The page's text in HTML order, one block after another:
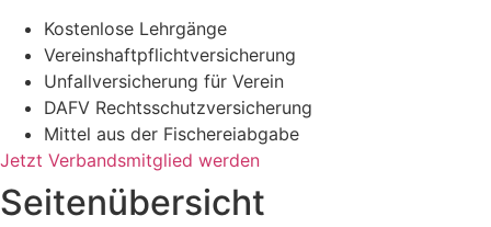
Kostenlose Lehrgänge
Vereinshaftpflichtversicherung
Unfallversicherung für Verein
DAFV Rechtsschutzversicherung
Mittel aus der Fischereiabgabe
Jetzt Verbandsmitglied werden
Seitenübersicht